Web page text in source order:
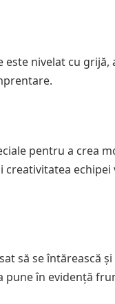
nivelat cu
pentru a crea
să se întărească
în evidență